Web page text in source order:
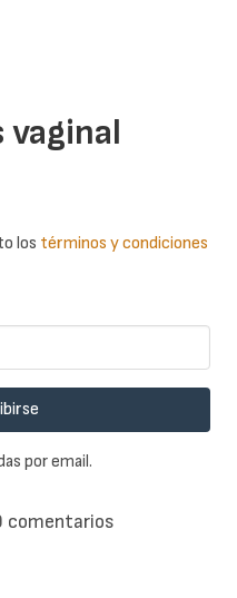
comentarios
vaginal
los términos y condiciones
por email.